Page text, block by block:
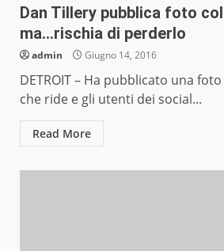
Dan Tillery pubblica foto
ma…rischia di perderlo
admin Giugno 14, 2016
DETROIT – Ha pubblicato una
che ride e gli utenti dei social...
Read More